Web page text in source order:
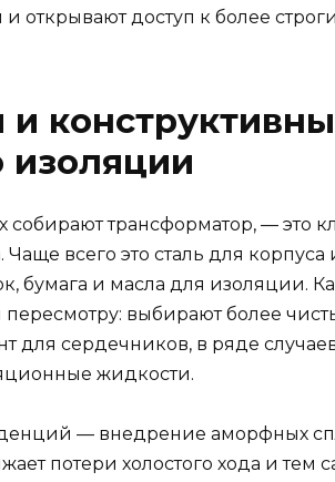
открывают доступ к более
изоляции
собирают трансформатор, — это
Чаще всего это сталь для
бумага и масла для изоляции.
пересмотру: выбирают более
для сердечников, в ряде
жидкости.
— внедрение аморфных
потери холостого хода и тем